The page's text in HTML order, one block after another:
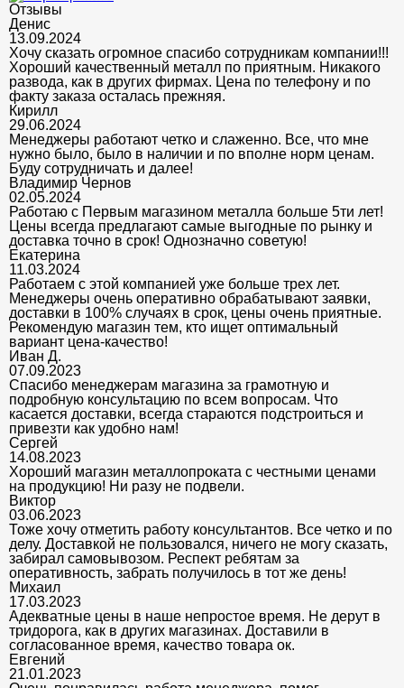
Отзывы
Денис
13.09.2024
Хочу сказать огромное спасибо сотрудникам компании!!!
Хороший качественный металл по приятным. Никакого
развода, как в других фирмах. Цена по телефону и по
факту заказа осталась прежняя.
Кирилл
29.06.2024
Менеджеры работают четко и слаженно. Все, что мне
нужно было, было в наличии и по вполне норм ценам.
Буду сотрудничать и далее!
Владимир Чернов
02.05.2024
Работаю с Первым магазином металла больше 5ти лет!
Цены всегда предлагают самые выгодные по рынку и
доставка точно в срок! Однозначно советую!
Екатерина
11.03.2024
Работаем с этой компанией уже больше трех лет.
Менеджеры очень оперативно обрабатывают заявки,
доставки в 100% случаях в срок, цены очень приятные.
Рекомендую магазин тем, кто ищет оптимальный
вариант цена-качество!
Иван Д.
07.09.2023
Спасибо менеджерам магазина за грамотную и
подробную консультацию по всем вопросам. Что
касается доставки, всегда стараются подстроиться и
привезти как удобно нам!
Сергей
14.08.2023
Хороший магазин металлопроката с честными ценами
на продукцию! Ни разу не подвели.
Виктор
03.06.2023
Тоже хочу отметить работу консультантов. Все четко и по
делу. Доставкой не пользовался, ничего не могу сказать,
забирал самовывозом. Респект ребятам за
оперативность, забрать получилось в тот же день!
Михаил
17.03.2023
Адекватные цены в наше непростое время. Не дерут в
тридорога, как в других магазинах. Доставили в
согласованное время, качество товара ок.
Евгений
21.01.2023